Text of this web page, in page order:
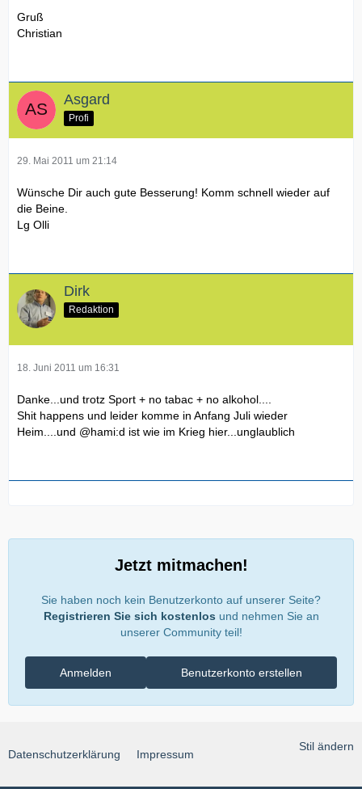
Gruß
Christian
Asgard
Profi
29. Mai 2011 um 21:14
Wünsche Dir auch gute Besserung! Komm schnell wieder auf
die Beine.
Lg Olli
Dirk
Redaktion
18. Juni 2011 um 16:31
Danke...und trotz Sport + no tabac + no alkohol....
Shit happens und leider komme in Anfang Juli wieder
Heim....und @hami:d ist wie im Krieg hier...unglaublich
Jetzt mitmachen!
Sie haben noch kein Benutzerkonto auf unserer Seite?
Registrieren Sie sich kostenlos und nehmen Sie an
unserer Community teil!
Benutzerkonto erstellen
Anmelden
Stil ändern
Datenschutzerklärung Impressum